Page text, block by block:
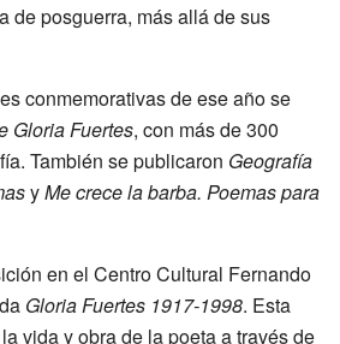
de posguerra, más allá de sus
conmemorativas de ese año se
Gloria Fuertes, con más de 300
También se publicaron Geografía
yMe crece la barba. Poemas para
en el Centro Cultural Fernando
Gloria Fuertes 1917-1998. Esta
vida y obra de la poeta a través de